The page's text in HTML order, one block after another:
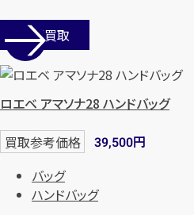
メールで
店舗買取
ロエベ アマソナ28 ハンドバッグ
買取参考価格 39,500円
バッグ
ハンドバッグ